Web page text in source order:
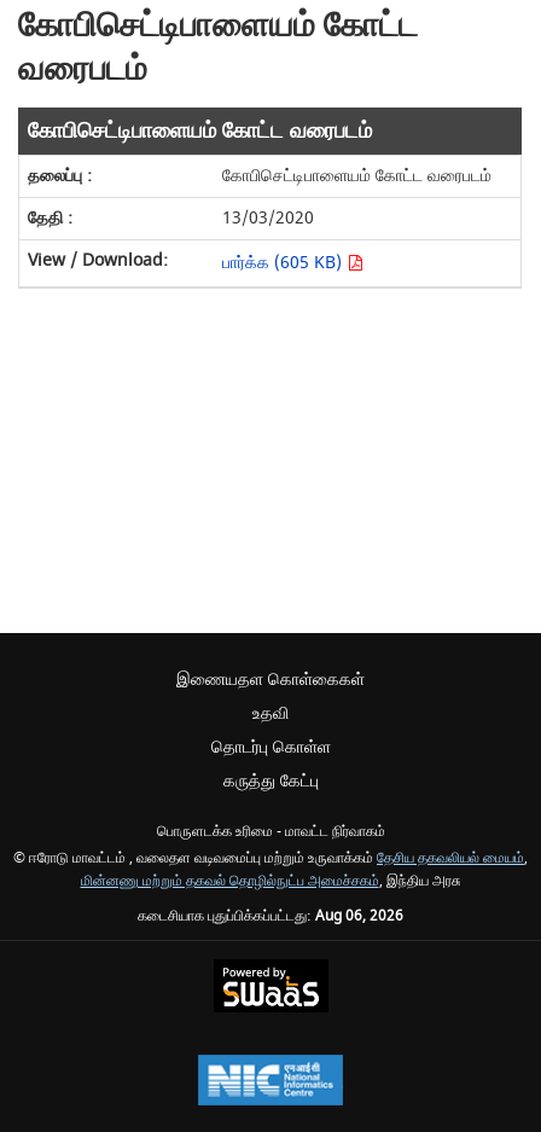
கோபிசெட்டிபாளையம் கோட்ட
வரைபடம்
கோபிசெட்டிபாளையம் கோட்ட வரைபடம்
கோபிசெட்டிபாளையம் கோட்ட வரைபடம்
13/03/2020
பார்க்க (605 KB)
இணையதள கொள்கைகள்
உதவி
தொடர்பு கொள்ள
கருத்து கேட்பு
பொருளடக்க உரிமை - மாவட்ட நிர்வாகம்
© ஈரோடு மாவட்டம் , வலைதள வடிவமைப்பு மற்றும் உருவாக்கம் தேசிய தகவலியல் மையம்,
மின்னணு மற்றும் தகவல் தொழில்நுட்ப அமைச்சகம், இந்திய அரசு
கடைசியாக புதுப்பிக்கப்பட்டது: Aug 06, 2026